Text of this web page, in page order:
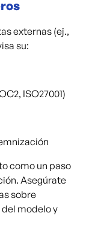
externas (ej.,
su:
ISO27001)
como un paso
Asegúrate
sobre
modelo y